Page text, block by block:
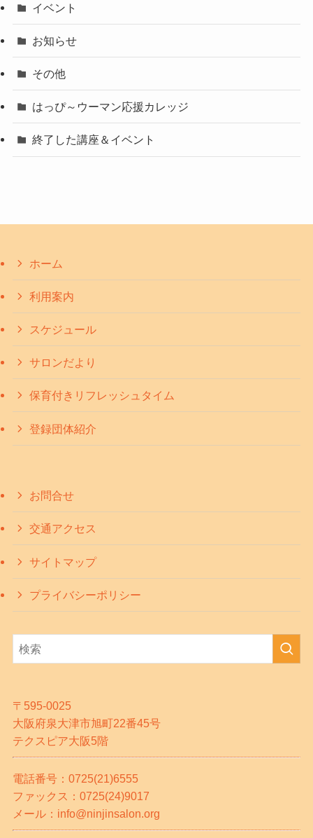
イベント
お知らせ
その他
はっぴ～ウーマン応援カレッジ
終了した講座＆イベント
ホーム
利用案内
スケジュール
サロンだより
保育付きリフレッシュタイム
登録団体紹介
お問合せ
交通アクセス
サイトマップ
プライバシーポリシー
〒595-0025
大阪府泉大津市旭町22番45号
テクスピア大阪5階
電話番号：0725(21)6555
ファックス：0725(24)9017
メール：info@ninjinsalon.org